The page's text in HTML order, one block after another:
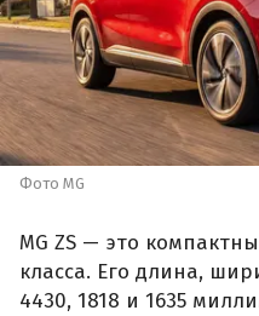
Фото MG
MG ZS — это
класса. Его длина,
4430, 1818 и 1635